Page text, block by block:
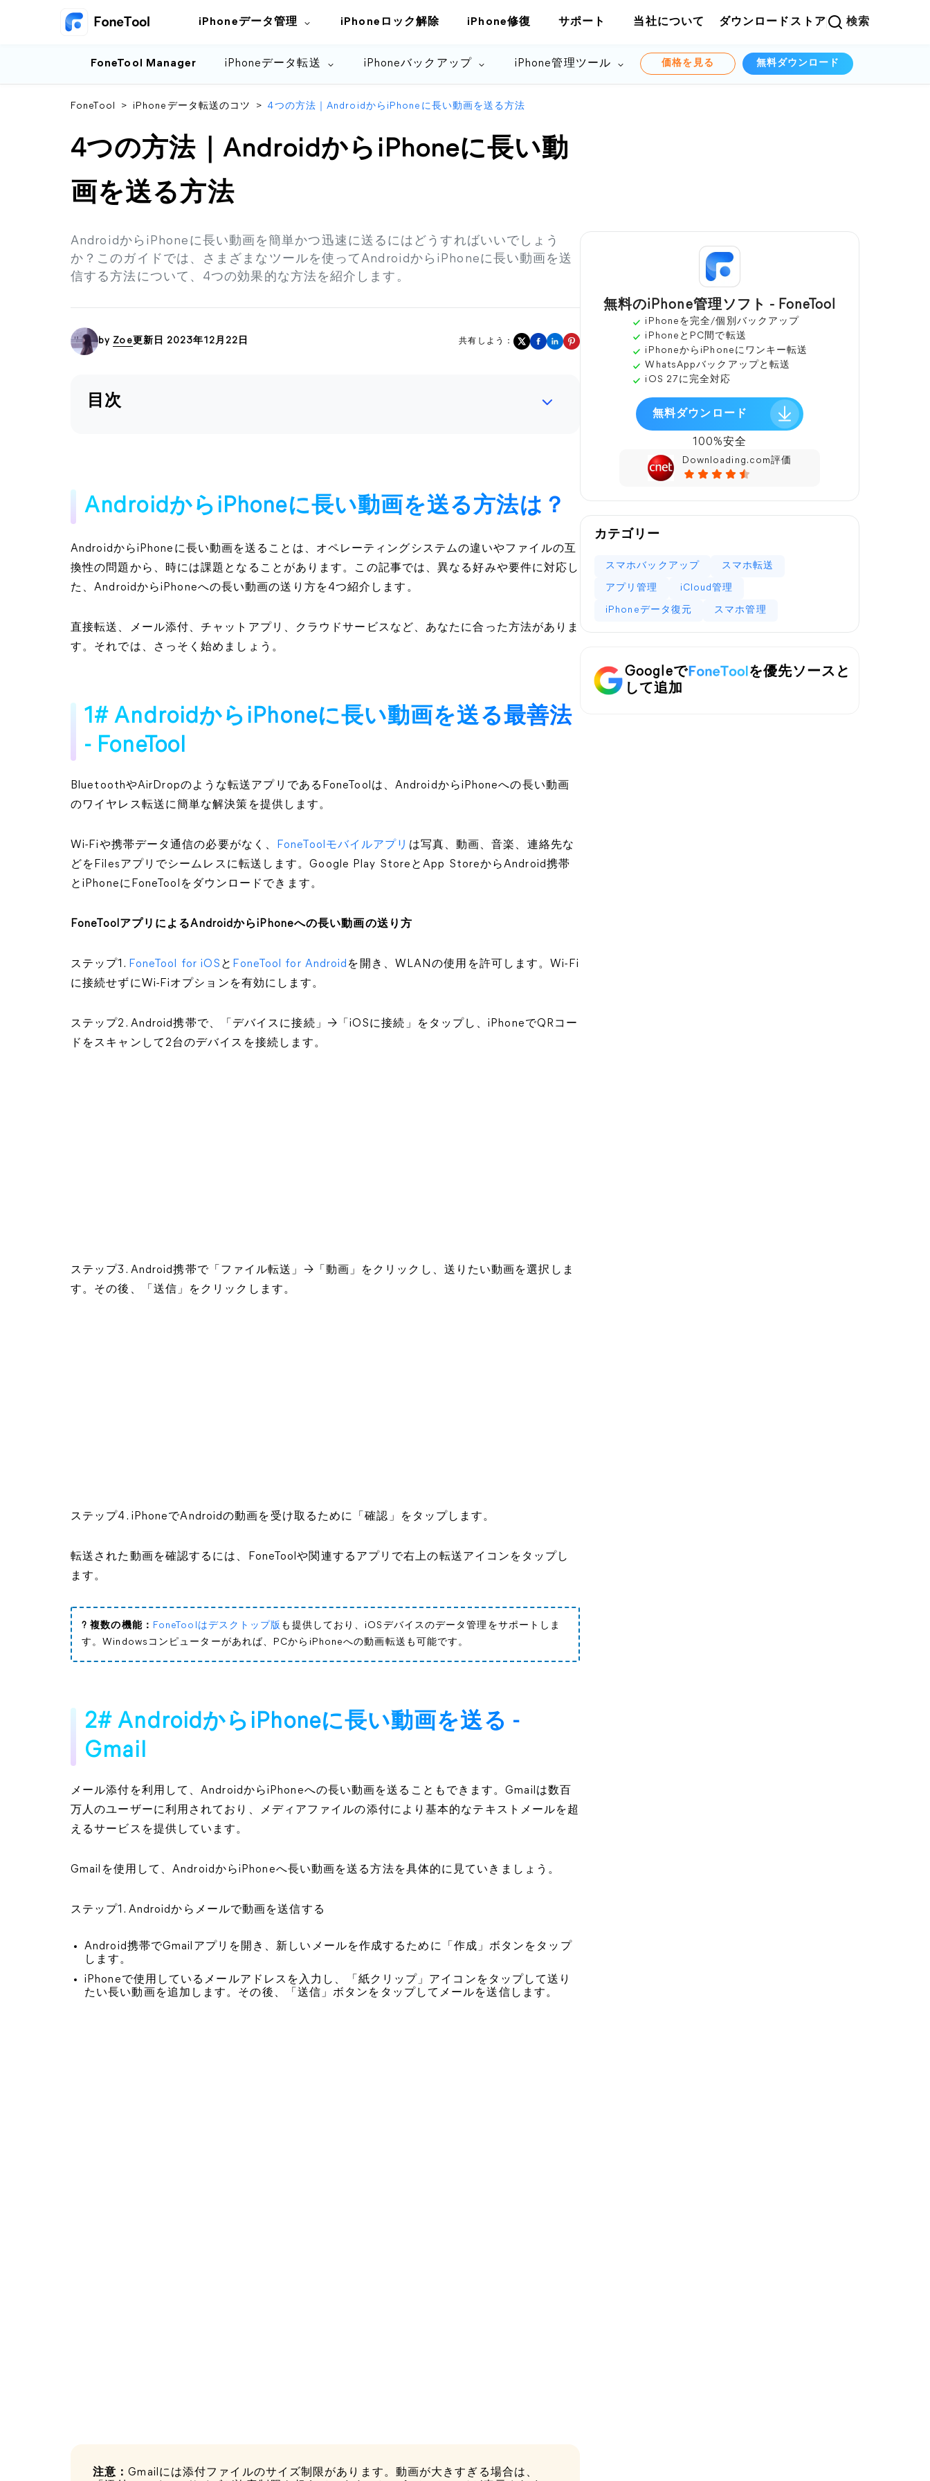
iPhoneデータ管理 iPhoneロック解除 iPhone修復 サポート 当社について ダウンロード ストア 検索
FoneTool Manager iPhoneデータ転送 iPhoneバックアップ iPhone管理ツール 価格を見る 無料ダウンロード
FoneTool > iPhoneデータ転送のコツ > 4つの方法｜AndroidからiPhoneに長い動画を送る方法
4つの方法｜AndroidからiPhoneに長い動
画を送る方法
AndroidからiPhoneに長い動画を簡単かつ迅速に送るにはどうすればいいでしょう
か？このガイドでは、さまざまなツールを使ってAndroidからiPhoneに長い動画を送
信する方法について、4つの効果的な方法を紹介します。
by Zoe更新日 2023年12月22日 共有しよう：
目次
AndroidからiPhoneに長い動画を送る方法は？
AndroidからiPhoneに長い動画を送ることは、オペレーティングシステムの違いやファイルの互
換性の問題から、時には課題となることがあります。この記事では、異なる好みや要件に対応し
た、AndroidからiPhoneへの長い動画の送り方を4つ紹介します。
直接転送、メール添付、チャットアプリ、クラウドサービスなど、あなたに合った方法がありま
す。それでは、さっそく始めましょう。
1# AndroidからiPhoneに長い動画を送る最善法
- FoneTool
BluetoothやAirDropのような転送アプリであるFoneToolは、AndroidからiPhoneへの長い動画
のワイヤレス転送に簡単な解決策を提供します。
Wi-Fiや携帯データ通信の必要がなく、 FoneToolモバイルアプリ は写真、動画、音楽、連絡先な
どをFilesアプリでシームレスに転送します。Google Play StoreとApp StoreからAndroid携帯
とiPhoneにFoneToolをダウンロードできます。
FoneToolアプリによるAndroidからiPhoneへの長い動画の送り方
ステップ1. FoneTool for iOS と FoneTool for Android を開き、WLANの使用を許可します。Wi-Fi
に接続せずにWi-Fiオプションを有効にします。
ステップ2. Android携帯で、「デバイスに接続」→「iOSに接続」をタップし、iPhoneでQRコー
ドをスキャンして2台のデバイスを接続します。
ステップ3. Android携帯で「ファイル転送」→「動画」をクリックし、送りたい動画を選択しま
す。その後、「送信」をクリックします。
ステップ4. iPhoneでAndroidの動画を受け取るために「確認」をタップします。
転送された動画を確認するには、FoneToolや関連するアプリで右上の転送アイコンをタップし
ます。
? 複数の機能： FoneToolはデスクトップ版 も提供しており、iOSデバイスのデータ管理をサポートしま
す。Windowsコンピューターがあれば、PCからiPhoneへの動画転送も可能です。
2# AndroidからiPhoneに長い動画を送る -
Gmail
メール添付を利用して、AndroidからiPhoneへの長い動画を送ることもできます。Gmailは数百
万人のユーザーに利用されており、メディアファイルの添付により基本的なテキストメールを超
えるサービスを提供しています。
Gmailを使用して、AndroidからiPhoneへ長い動画を送る方法を具体的に見ていきましょう。
ステップ1. Androidからメールで動画を送信する
Android携帯でGmailアプリを開き、新しいメールを作成するために「作成」ボタンをタップ
します。
iPhoneで使用しているメールアドレスを入力し、「紙クリップ」アイコンをタップして送り
たい長い動画を追加します。その後、「送信」ボタンをタップしてメールを送信します。
注意：Gmailには添付ファイルのサイズ制限があります。動画が大きすぎる場合は、
無料のiPhone管理ソフト - FoneTool
iPhoneを完全/個別バックアップ
iPhoneとPC間で転送
iPhoneからiPhoneにワンキー転送
WhatsAppバックアップと転送
iOS 27に完全対応
無料ダウンロード
100%安全
Downloading.com評価
カテゴリー
スマホバックアップ スマホ転送
アプリ管理 iCloud管理
iPhoneデータ復元 スマホ管理
Googleで
を優先ソースと
して追加